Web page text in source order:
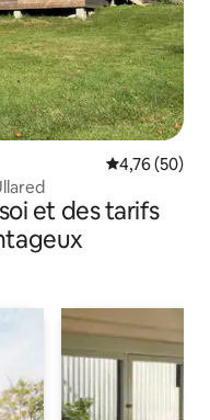
Évaluation
4,76 (50)
et des tarifs